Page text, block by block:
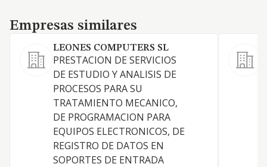
Empresas similares
Empresas similares
LEONES COMPUTERS SL
PRESTACION DE SERVICIOS
DE ESTUDIO Y ANALISIS DE
PROCESOS PARA SU
TRATAMIENTO MECANICO,
DE PROGRAMACION PARA
EQUIPOS ELECTRONICOS, DE
REGISTRO DE DATOS EN
SOPORTES DE ENTRADA